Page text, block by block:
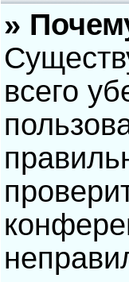
»
всего